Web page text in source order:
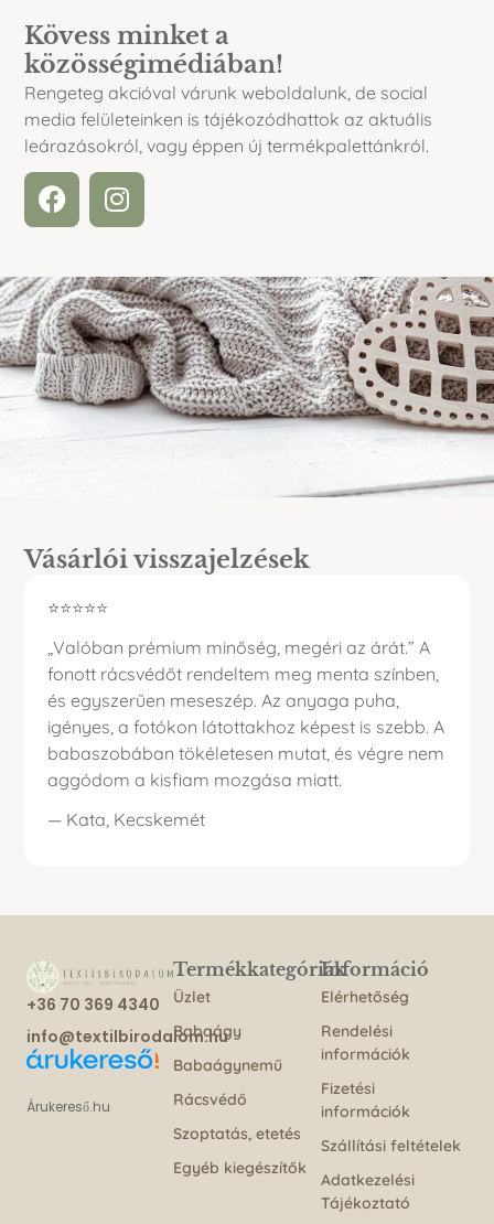
Kövess minket a
közösségimédiában!
Rengeteg akcióval várunk weboldalunk, de social
media felületeinken is tájékozódhattok az aktuális
leárazásokról, vagy éppen új termékpalettánkról.
Vásárlói visszajelzések
⭐⭐⭐⭐⭐
„Valóban prémium minőség, megéri az árát.” A
fonott rácsvédőt rendeltem meg menta színben,
és egyszerűen meseszép. Az anyaga puha,
igényes, a fotókon látottakhoz képest is szebb. A
babaszobában tökéletesen mutat, és végre nem
aggódom a kisfiam mozgása miatt.
— Kata, Kecskemét
+36 70 369 4340
info@textilbirodalom.hu
Árukereső.hu
Termékkategóriák
Üzlet
Babaágy
Babaágynemű
Rácsvédő
Szoptatás, etetés
Egyéb kiegészítők
Információ
Elérhetőség
Rendelési
információk
Fizetési
információk
Szállítási feltételek
Adatkezelési
Tájékoztató